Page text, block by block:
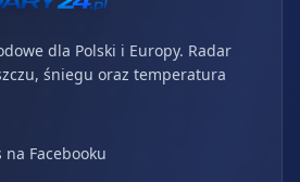
dla Polski i Europy. Radar
śniegu oraz temperatura
Facebooku